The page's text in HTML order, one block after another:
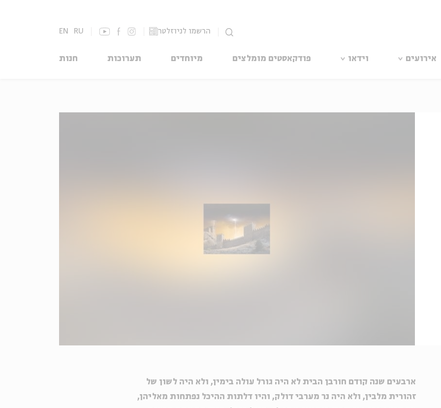
הרשמו לניוזלטר EN RU
אירועים וידאו פודקאסטים מומלצים מיוחדים תערוכות חנות
ארבעים שנה קודם חורבן הבית לא היה גורל עולה בימין, ולא היה לשון של
זהורית מלבין, ולא היה נר מערבי דולק, והיו דלתות ההיכל נפתחות מאליהן,